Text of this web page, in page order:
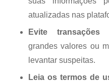
atualizadas nas
Evite transações
grandes valores ou
levantar suspeitas.
Leia os termos de